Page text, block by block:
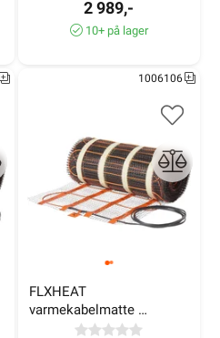
2 989,-
10+ på lager
FLXHEAT
varmekabelmatte
100W/m² 5,8m² 580W
1006106